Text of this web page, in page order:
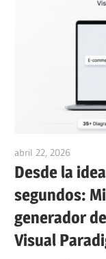
abril 22, 2026
Desde la
segundos:
generador
Visual